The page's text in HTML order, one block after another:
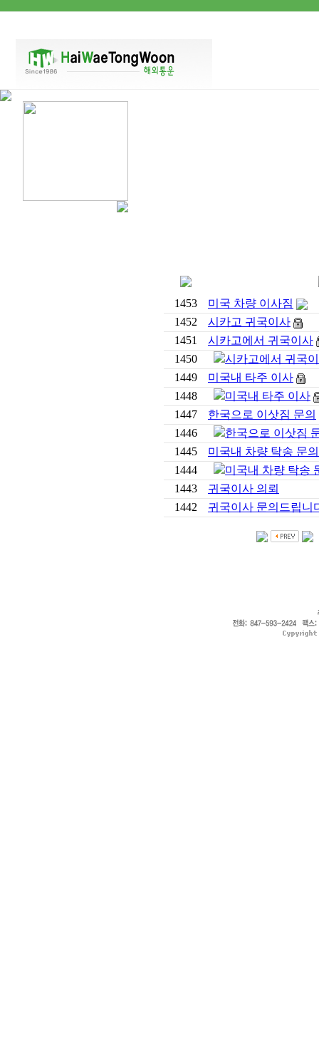
1453
미국 차량 이사짐
1452
시카고 귀국이사
1451
시카고에서 귀국이사
1450
시카고에서 귀국
1449
미국내 타주 이사
1448
미국내 타주 이사
1447
한국으로 이삿짐 문의
1446
한국으로 이삿짐
1445
미국내 차량 탁송 문의
1444
미국내 차량 탁송
1443
귀국이사 의뢰
1442
귀국이사 문의드립니